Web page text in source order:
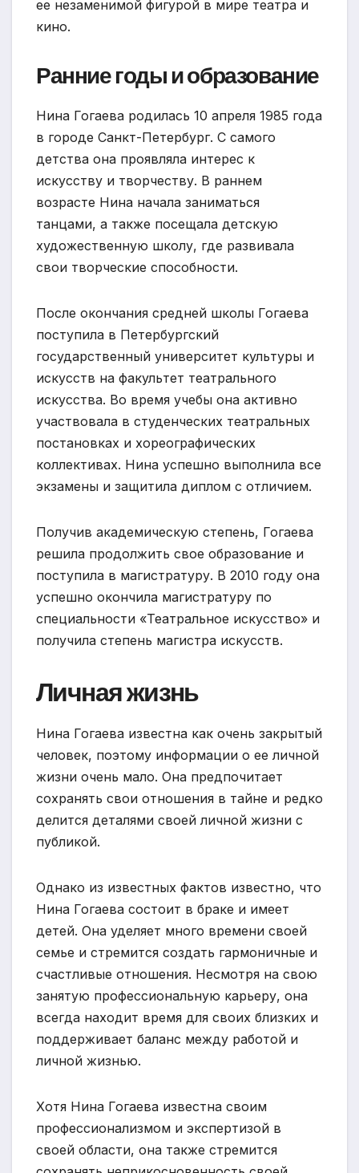
ее незаменимой фигурой в мире театра и
кино.
Ранние годы и образование
Нина Гогаева родилась 10 апреля 1985 года
в городе Санкт-Петербург. С самого
детства она проявляла интерес к
искусству и творчеству. В раннем
возрасте Нина начала заниматься
танцами, а также посещала детскую
художественную школу, где развивала
свои творческие способности.
После окончания средней школы Гогаева
поступила в Петербургский
государственный университет культуры и
искусств на факультет театрального
искусства. Во время учебы она активно
участвовала в студенческих театральных
постановках и хореографических
коллективах. Нина успешно выполнила все
экзамены и защитила диплом с отличием.
Получив академическую степень, Гогаева
решила продолжить свое образование и
поступила в магистратуру. В 2010 году она
успешно окончила магистратуру по
специальности «Театральное искусство» и
получила степень магистра искусств.
Личная жизнь
Нина Гогаева известна как очень закрытый
человек, поэтому информации о ее личной
жизни очень мало. Она предпочитает
сохранять свои отношения в тайне и редко
делится деталями своей личной жизни с
публикой.
Однако из известных фактов известно, что
Нина Гогаева состоит в браке и ​​имеет
детей. Она уделяет много времени своей
семье и стремится создать гармоничные и
счастливые отношения. Несмотря на свою
занятую профессиональную карьеру, она
всегда находит время для своих близких и
поддерживает баланс между работой и
личной жизнью.
Хотя Нина Гогаева известна своим
профессионализмом и экспертизой в
своей области, она также стремится